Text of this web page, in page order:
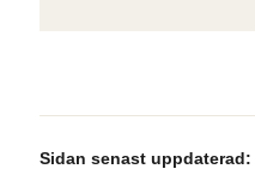
Sidan senast uppdaterad: